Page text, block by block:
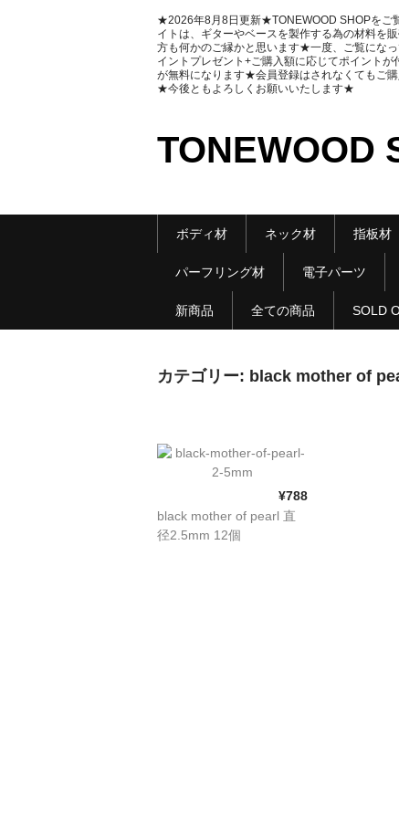
★2026年8月8日更新★TONEWOOD SHOPをご
イトは、ギターやベースを製作する為の材料を
方も何かのご縁かと思います★一度、ご覧にな
イントプレゼント+ご購入額に応じてポイント
が無料になります★会員登録はされなくてもご
★今後ともよろしくお願いいたします★
TONEWOOD
ボディ材 ネック材 指板材
パーフリング材 電子パーツ
新商品 全ての商品 SOLD
カテゴリー: black mother of
¥788
black mother of pearl 直
径2.5mm 12個